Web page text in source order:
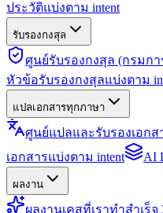
ประวัติแบ่งตาม intent
รับรองกงสุล
ศูนย์รับรองกงสุล (กรมกา
หัวข้อรับรองกงสุลแบ่งตาม
แปลเอกสารทุกภาษา
ศูนย์แปลและรับรองเอกส
เอกสารแบ่งตาม intent
AI
ผลงาน
ผลงานเคสที่เราทำสำเร็จ